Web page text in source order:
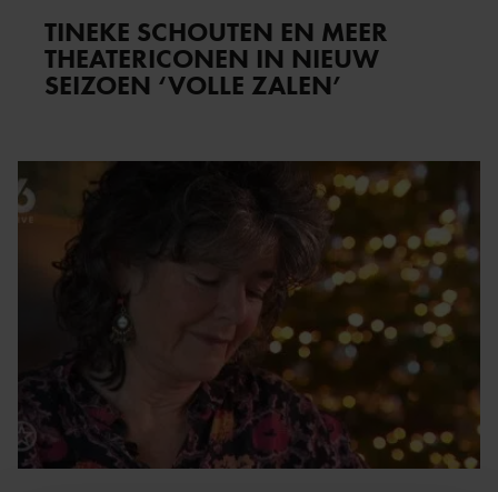
TINEKE SCHOUTEN EN MEER
THEATERICONEN IN NIEUW
SEIZOEN ‘VOLLE ZALEN’